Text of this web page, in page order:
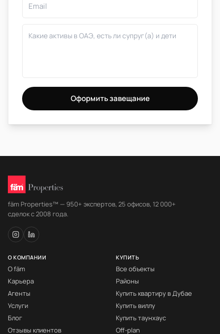
Оформить завещание
fäm Properties™ — 950+ экспертов, 25 офисов, 12 000+
сделок с 2008 года.
О КОМПАНИИ
О fäm
Карьера
Агенты
Услуги
Блог
Отзывы клиентов
КУПИТЬ
Все объекты
Районы
Купить квартиру в Дубае
Купить виллу
Купить таунхаус
Off-plan